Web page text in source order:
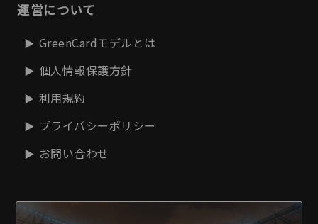
運営について
GreenCardモデルとは
個人情報保護方針
利用規約
プライバシーポリシー
お問い合わせ